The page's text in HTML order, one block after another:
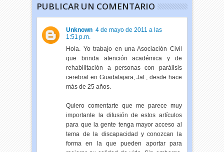
PUBLICAR UN COMENTARIO
Unknown 4 de mayo de 2011 a las
1:51 p.m.
Hola. Yo trabajo en una Asociación Civil
que brinda atención académica y de
rehabilitación a personas con parálisis
cerebral en Guadalajara, Jal., desde hace
más de 25 años.
Quiero comentarte que me parece muy
importante la difusión de estos artículos
para que la gente tenga mayor acceso al
tema de la discapacidad y conozcan la
forma en la que pueden aportar para